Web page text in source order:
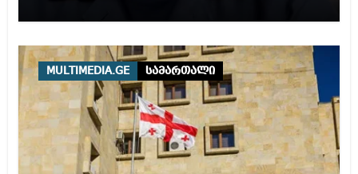
MULTIMEDIA.GE სამართალი